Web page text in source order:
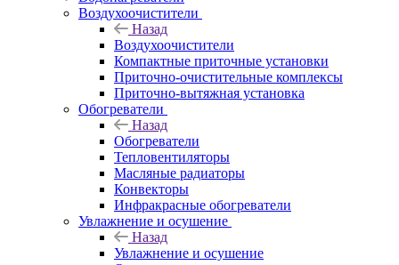
Воздухоочистители
Назад
Воздухоочистители
Компактные приточные установки
Приточно-очистительные комплексы
Приточно-вытяжная установка
Обогреватели
Назад
Обогреватели
Тепловентиляторы
Масляные радиаторы
Конвекторы
Инфракрасные обогреватели
Увлажнение и осушение
Назад
Увлажнение и осушение